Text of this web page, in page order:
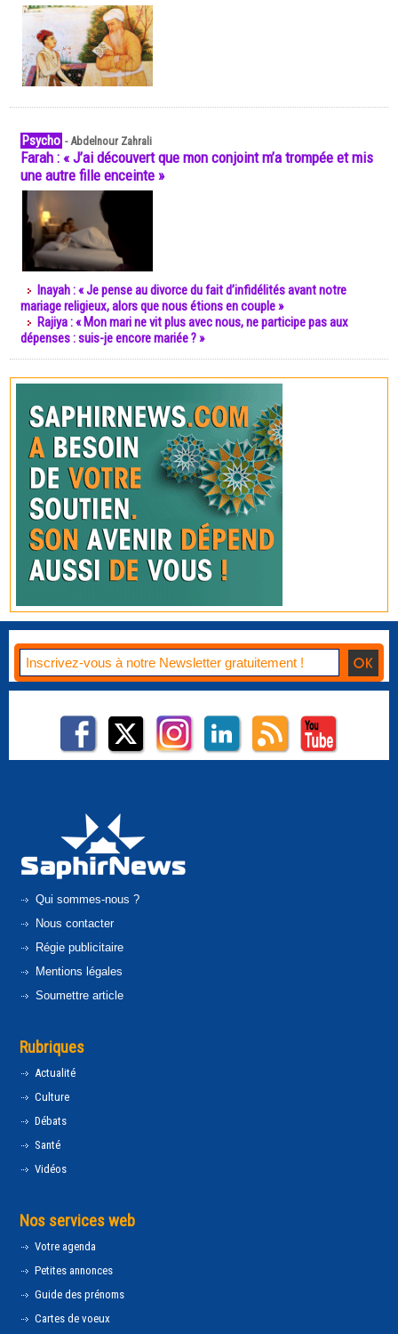
Psycho -Abdelnour Zahrali
Farah : « J’ai découvert que mon conjoint m’a trompée et mis
une autre fille enceinte »
Inayah : « Je pense au divorce du fait d’infidélités avant notre
mariage religieux, alors que nous étions en couple »
Rajiya : « Mon mari ne vit plus avec nous, ne participe pas aux
dépenses : suis-je encore mariée ? »
Qui sommes-nous ?
Nous contacter
Régie publicitaire
Mentions légales
Soumettre article
Rubriques
Actualité
Culture
Débats
Santé
Vidéos
Nos services web
Votre agenda
Petites annonces
Guide des prénoms
Cartes de voeux